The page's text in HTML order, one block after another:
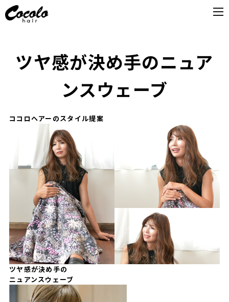
ツヤ感が決め手のニュア
ンスウェーブ
ココロヘアーのスタイル提案
ツヤ感が決め手の
ニュアンスウェーブ